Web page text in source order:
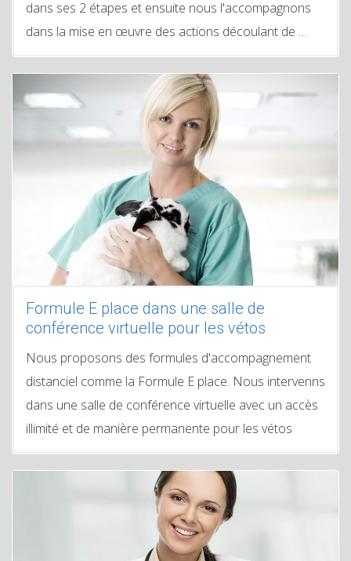
dans ses 2 étapes et ensuite nous l'accompagnons
dans la mise en œuvre des actions découlant de …
Formule E place dans une salle de
conférence virtuelle pour les vétos
Nous proposons des formules d'accompagnement
distanciel comme la Formule E place. Nous intervenns
dans une salle de conférence virtuelle avec un accès
illimité et de manière permanente pour les vétos